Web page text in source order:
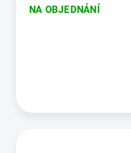
NA OBJEDNÁNÍ